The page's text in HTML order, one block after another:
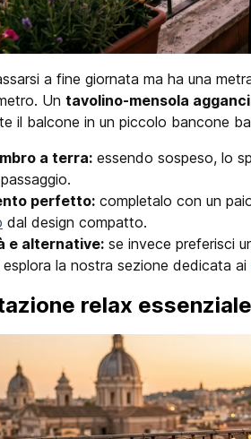
a fine giornata ma ha una
Un tavolino-mensola
il balcone in un piccolo bancone
a terra: essendo sospeso, lo
perfetto: completalo con un
dal design compatto.
e alternative: se invece preferisci
la nostra sezione dedicata ai
relax